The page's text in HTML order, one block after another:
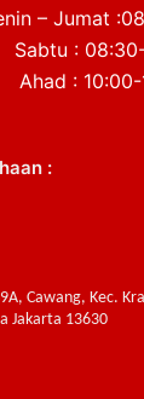
– Jumat
Sabtu :
Ahad :
:
Cawang, Kec.
Jakarta 13630